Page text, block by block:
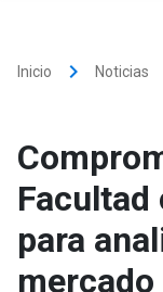
Inicio keyboard_arrow_right Noticias
para